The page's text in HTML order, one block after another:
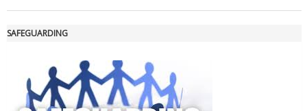
Tiziano Pesce a Radio InBlu2000 traccia il bilancio della stagione
SAFEGUARDING